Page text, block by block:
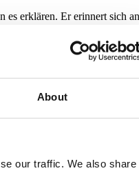
About
our traffic. We also share
erklären. Er erinnert sich
warum er die Änderung
Gedächtnis.
zu wissen, welcher
Backend-Daten-Layer